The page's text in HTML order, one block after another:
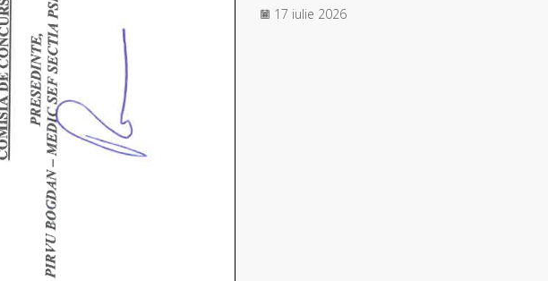
17 iulie 2026